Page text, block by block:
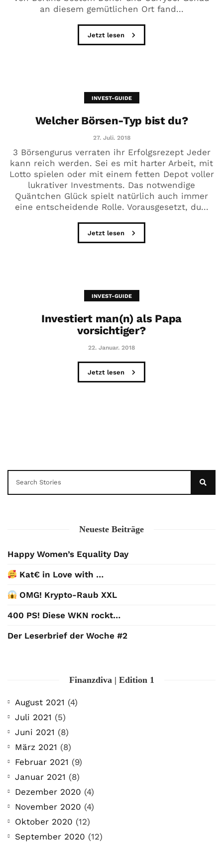
an diesem gemütlichen Ort fand...
Jetzt lesen
INVEST-GUIDE
Welcher Börsen-Typ bist du?
27. Juli. 2018
3 Börsengurus verraten ihr Erfolgsrezept Jeder
kann reich werden. Sei es mit harter Arbeit, mit
Lotto spielen oder mit einem fetten Depot voller
lukrativer Investments. Das notwendige
Quäntchen Glück spielt natürlich auch immer
eine entscheidende Rolle. Vorausgesetzt, du...
Jetzt lesen
INVEST-GUIDE
Investiert man(n) als Papa
vorsichtiger?
22. Januar. 2018
Jetzt lesen
Neueste Beiträge
Happy Women’s Equality Day
Kat€ in Love with …
OMG! Krypto-Raub XXL
400 PS! Diese WKN rockt…
Der Leserbrief der Woche #2
Finanzdiva | Edition 1
August 2021 (4)
Juli 2021 (5)
Juni 2021 (8)
März 2021 (8)
Februar 2021 (9)
Januar 2021 (8)
Dezember 2020 (4)
November 2020 (4)
Oktober 2020 (12)
September 2020 (12)